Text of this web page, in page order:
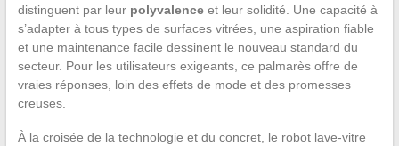
distinguent par leur polyvalenceet leur solidité. Une capacité à
s’adapter à tous types de surfaces vitrées, une aspiration fiable
et une maintenance facile dessinent le nouveau standard du
secteur. Pour les utilisateurs exigeants, ce palmarès offre de
vraies réponses, loin des effets de mode et des promesses
creuses.
À la croisée de la technologie et du concret, le robot lave-vitre